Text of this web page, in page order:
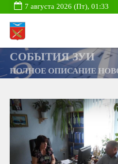
7 августа 2026 (Пт), 01:33
СОБЫТИЯ ЗУИ
ПОЛНОЕ ОПИСАНИЕ